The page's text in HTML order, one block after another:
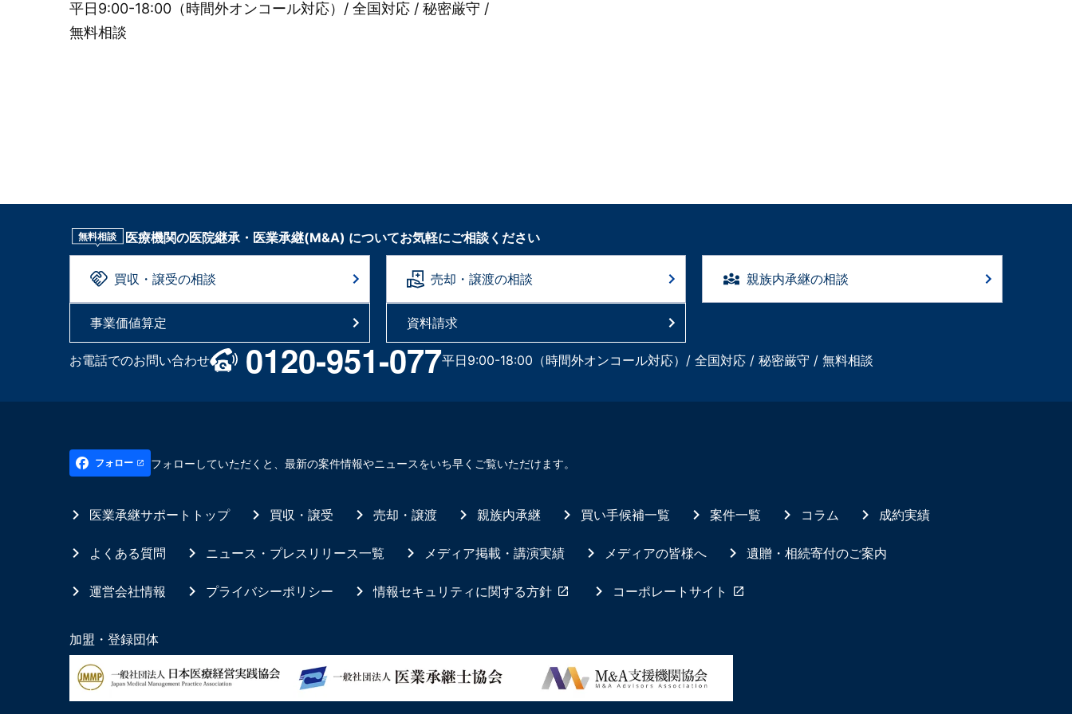
平日9:00-18:00（時間外オンコール対応）/ 全国対応 / 秘密厳守 /
無料相談
無料相談 医療機関の医院継承・医業承継(M&A) についてお気軽にご相談ください
買収・譲受の相談 売却・譲渡の相談 親族内承継の相談
事業価値算定 資料請求
お電話でのお問い合わせ 0120-951-077平日9:00-18:00（時間外オンコール対応）/ 全国対応 / 秘密厳守 / 無料相談
フォロー フォローしていただくと、最新の案件情報やニュースをいち早くご覧いただけます。
医業承継サポートトップ 買収・譲受 売却・譲渡 親族内承継 買い手候補一覧 案件一覧 コラム 成約実績
よくある質問 ニュース・プレスリリース一覧 メディア掲載・講演実績 メディアの皆様へ 遺贈・相続寄付のご案内
運営会社情報 プライバシーポリシー 情報セキュリティに関する方針 コーポレートサイト
加盟・登録団体